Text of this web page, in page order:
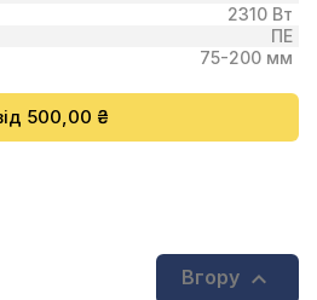
2310 Вт
ПЕ
75-200 мм
500,00 ₴
Вгору 